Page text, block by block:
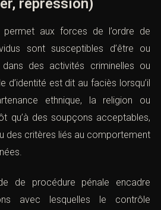
permet aux forces de l’ordre de
sont susceptibles d’être ou
dans des activités criminelles ou
d’identité est dit au faciès lorsqu’il
ethnique, la religion ou
qu’à des soupçons acceptables,
des critères liés au comportement
de procédure pénale encadre
avec lesquelles le contrôle